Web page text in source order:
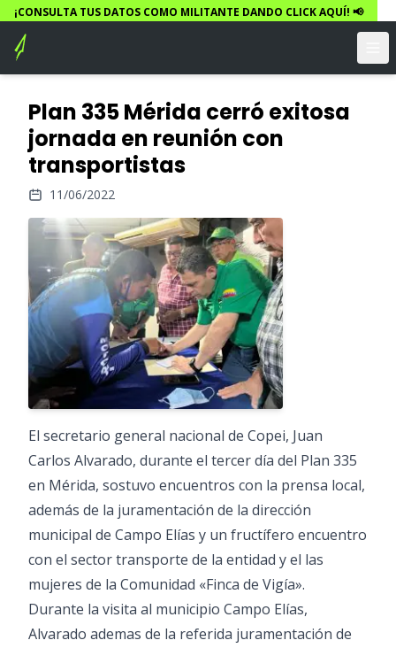
¡CONSULTA TUS DATOS COMO MILITANTE DANDO CLICK AQUÍ! 📢
Plan 335 Mérida cerró exitosa
jornada en reunión con
transportistas
11/06/2022
El secretario general nacional de Copei, Juan
Carlos Alvarado, durante el tercer día del Plan 335
en Mérida, sostuvo encuentros con la prensa local,
además de la juramentación de la dirección
municipal de Campo Elías y un fructífero encuentro
con el sector transporte de la entidad y el las
mujeres de la Comunidad «Finca de Vigía».
Durante la visita al municipio Campo Elías,
Alvarado ademas de la referida juramentación de